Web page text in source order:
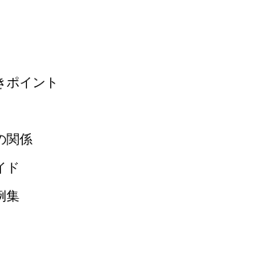
イント
関係
ド
集